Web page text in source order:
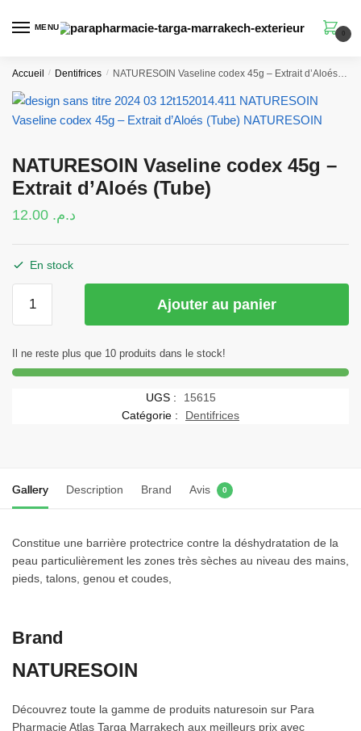
MENU
0
Accueil / Dentifrices / NATURESOIN Vaseline codex 45g – Extrait d’Aloés (Tube)
NATURESOIN Vaseline codex 45g –
Extrait d’Aloés (Tube)
د.م.
En stock
Vaseline
codex
Ajouter au panier
Il ne reste plus que 10 produits dans le stock!
UGS :
15615
Catégorie :
Dentifrices
Gallery Description Brand Avis 0
Constitue une barrière protectrice contre la déshydratation de la
peau particulièrement les zones très sèches au niveau des mains,
pieds, talons, genou et coudes,
Brand
NATURESOIN
Découvrez toute la gamme de produits naturesoin sur Para
Pharmacie Atlas Targa Marrakech aux meilleurs prix avec